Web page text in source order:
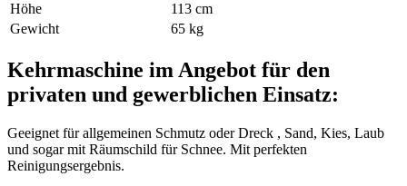
Höhe
113 cm
Gewicht
65 kg
Kehrmaschine im Angebot für den
privaten und gewerblichen Einsatz:
Geeignet für allgemeinen Schmutz oder Dreck , Sand, Kies, Laub
und sogar mit Räumschild für Schnee. Mit perfekten
Reinigungsergebnis.